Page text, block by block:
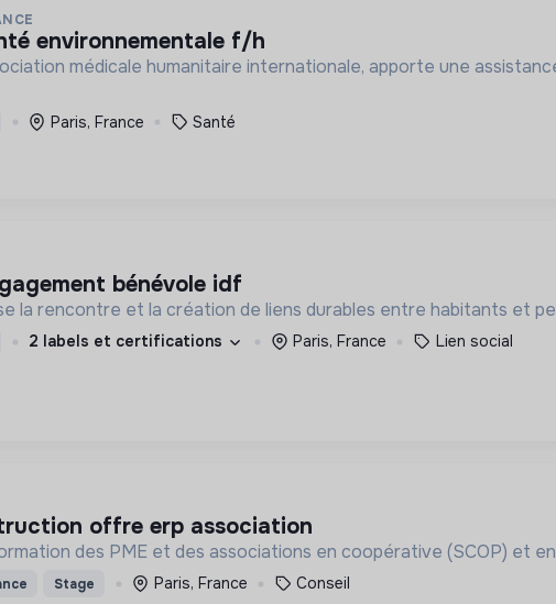
environnementale f/h
médicale humanitaire internationale, apporte une
Paris, France Santé
bénévole idf
la rencontre et la création de liens durables entre habitants et
2 labels et certifications Paris, France Lien social
offre erp association
des PME et des associations en coopérative (SCOP) et
Stage Paris, France Conseil